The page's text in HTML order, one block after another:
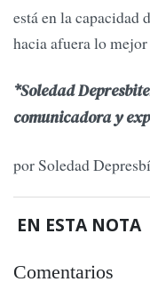
está en la capacidad
hacia afuera lo
*Soledad
comunicadora y
por Soledad
EN ESTA NOTA
Comentarios